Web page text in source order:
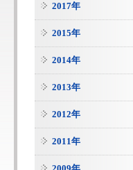
2017年
2015年
2014年
2013年
2012年
2011年